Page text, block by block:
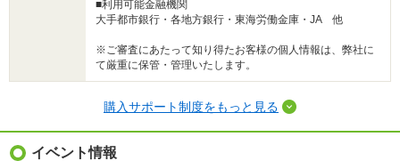
■利用可能金融機関
大手都市銀行・各地方銀行・東海労働金庫・JA 他
※ご審査にあたって知り得たお客様の個人情報は、弊社に
て厳重に保管・管理いたします。
購入サポート制度をもっと見る
イベント情報